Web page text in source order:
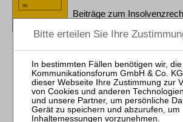
Beiträge zum
1. Aufl. 2023
ISBN 978-3-8145-1666-0
74,00 €
Sofort lieferbar
mehr